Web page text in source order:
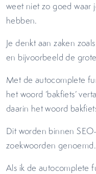
weet niet zo goed waar
hebben.
Je denkt aan zaken
en bijvoorbeeld de
Met de autocomplete
het woord ‘bakfiets’
daarin het woord
Dit worden binnen
zoekwoorden genoemd.
Als ik de autocomplete